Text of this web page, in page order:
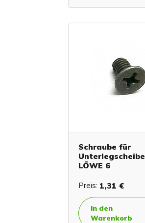
Schraube für
Unterlegscheibe
LÖWE 6
Preis: 1,31 €
In den
Warenkorb